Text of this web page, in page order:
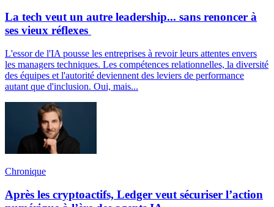
La tech veut un autre leadership... sans renoncer à
ses vieux réflexes
L'essor de l'IA pousse les entreprises à revoir leurs attentes envers
les managers techniques. Les compétences relationnelles, la diversité
des équipes et l'autorité deviennent des leviers de performance
autant que d'inclusion. Oui, mais...
Chronique
Après les cryptoactifs, Ledger veut sécuriser l’action